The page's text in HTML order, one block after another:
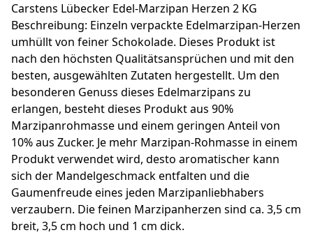
Carstens Lübecker Edel-Marzipan Herzen 2 KG
Beschreibung: Einzeln verpackte Edelmarzipan-Herzen
umhüllt von feiner Schokolade. Dieses Produkt ist
nach den höchsten Qualitätsansprüchen und mit den
besten, ausgewählten Zutaten hergestellt. Um den
besonderen Genuss dieses Edelmarzipans zu
erlangen, besteht dieses Produkt aus 90%
Marzipanrohmasse und einem geringen Anteil von
10% aus Zucker. Je mehr Marzipan-Rohmasse in einem
Produkt verwendet wird, desto aromatischer kann
sich der Mandelgeschmack entfalten und die
Gaumenfreude eines jeden Marzipanliebhabers
verzaubern. Die feinen Marzipanherzen sind ca. 3,5 cm
breit, 3,5 cm hoch und 1 cm dick.